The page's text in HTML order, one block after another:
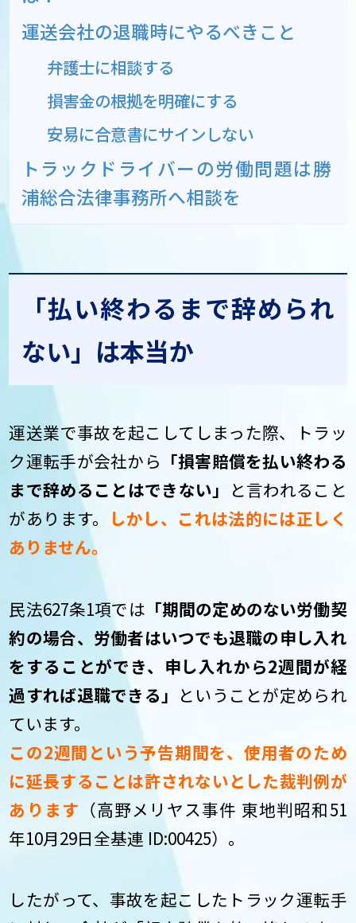
運送会社の退職時にやるべきこと
弁護士に相談する
損害金の根拠を明確にする
安易に合意書にサインしない
トラックドライバーの労働問題は勝
浦総合法律事務所へ相談を
「払い終わるまで辞められ
ない」は本当か
運送業で事故を起こしてしまった際、トラッ
ク運転手が会社から 「損害賠償を払い終わる
まで辞めることはできない」 と言われること
があります。
しかし、これは法的には正しく
ありません。
民法627条1項では 「期間の定めのない労働契
約の場合、労働者はいつでも退職の申し入れ
をすることができ、申し入れから2週間が経
過すれば退職できる」 ということが定められ
ています。
この2週間という予告期間を、使用者のため
に延長することは許されないとした裁判例が
あります （高野メリヤス事件 東地判昭和51
年10月29日全基連 ID:00425）。
したがって、事故を起こしたトラック運転手